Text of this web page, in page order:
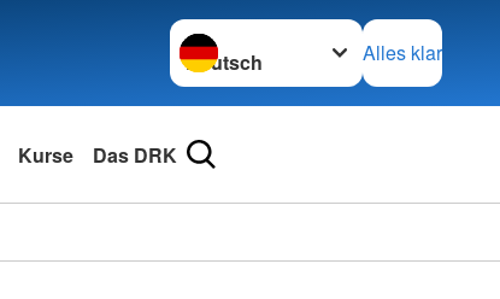
Sprache wechseln zu
Alles klar
Kurse Das DRK